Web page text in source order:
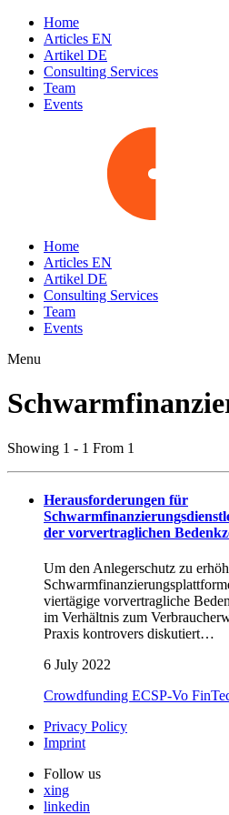
Home
Articles EN
Artikel DE
Consulting Services
Team
Events
Home
Articles EN
Artikel DE
Consulting Services
Team
Events
Menu
Showing 1 - 1 From 1
Herausforderungen für
der vorvertraglichen
Um den Anlegerschutz zu
viertägige vorvertragliche
im Verhältnis zum
Praxis kontrovers diskutiert…
6 July 2022
Crowdfunding ECSP-Vo
Privacy Policy
Imprint
Follow us
xing
linkedin